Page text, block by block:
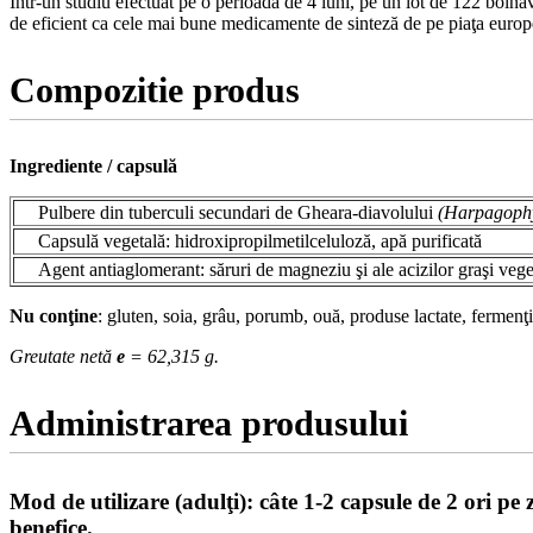
de eficient ca cele mai bune medicamente de sinteză de pe piaţa
Compozitie produs
Ingrediente / capsulă
Pulbere din tuberculi secundari de Gheara-diavolului
Capsulă vegetală: hidroxipropilmetilceluloză, apă purificată
Agent antiaglomerant: săruri de magneziu şi ale acizilor graşi
Nu conţine: gluten, soia, grâu, porumb, ouă, produse lactate,
Greutate netă e = 62,315 g.
Administrarea produsului
Mod de utilizare (adulţi): câte 1-2 capsule de 2 ori
benefice.